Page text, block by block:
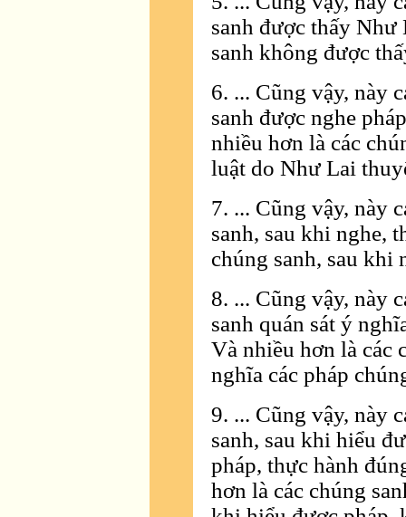
sanh được thấy Như
sanh không được
6. ... Cũng vậy, này
sanh được nghe
nhiều hơn là các
luật do Như Lai
7. ... Cũng vậy, này
sanh, sau khi nghe,
chúng sanh, sau khi
8. ... Cũng vậy, này
sanh quán sát ý
Và nhiều hơn là các
nghĩa các pháp
9. ... Cũng vậy, này
sanh, sau khi hiểu
pháp, thực hành
hơn là các chúng